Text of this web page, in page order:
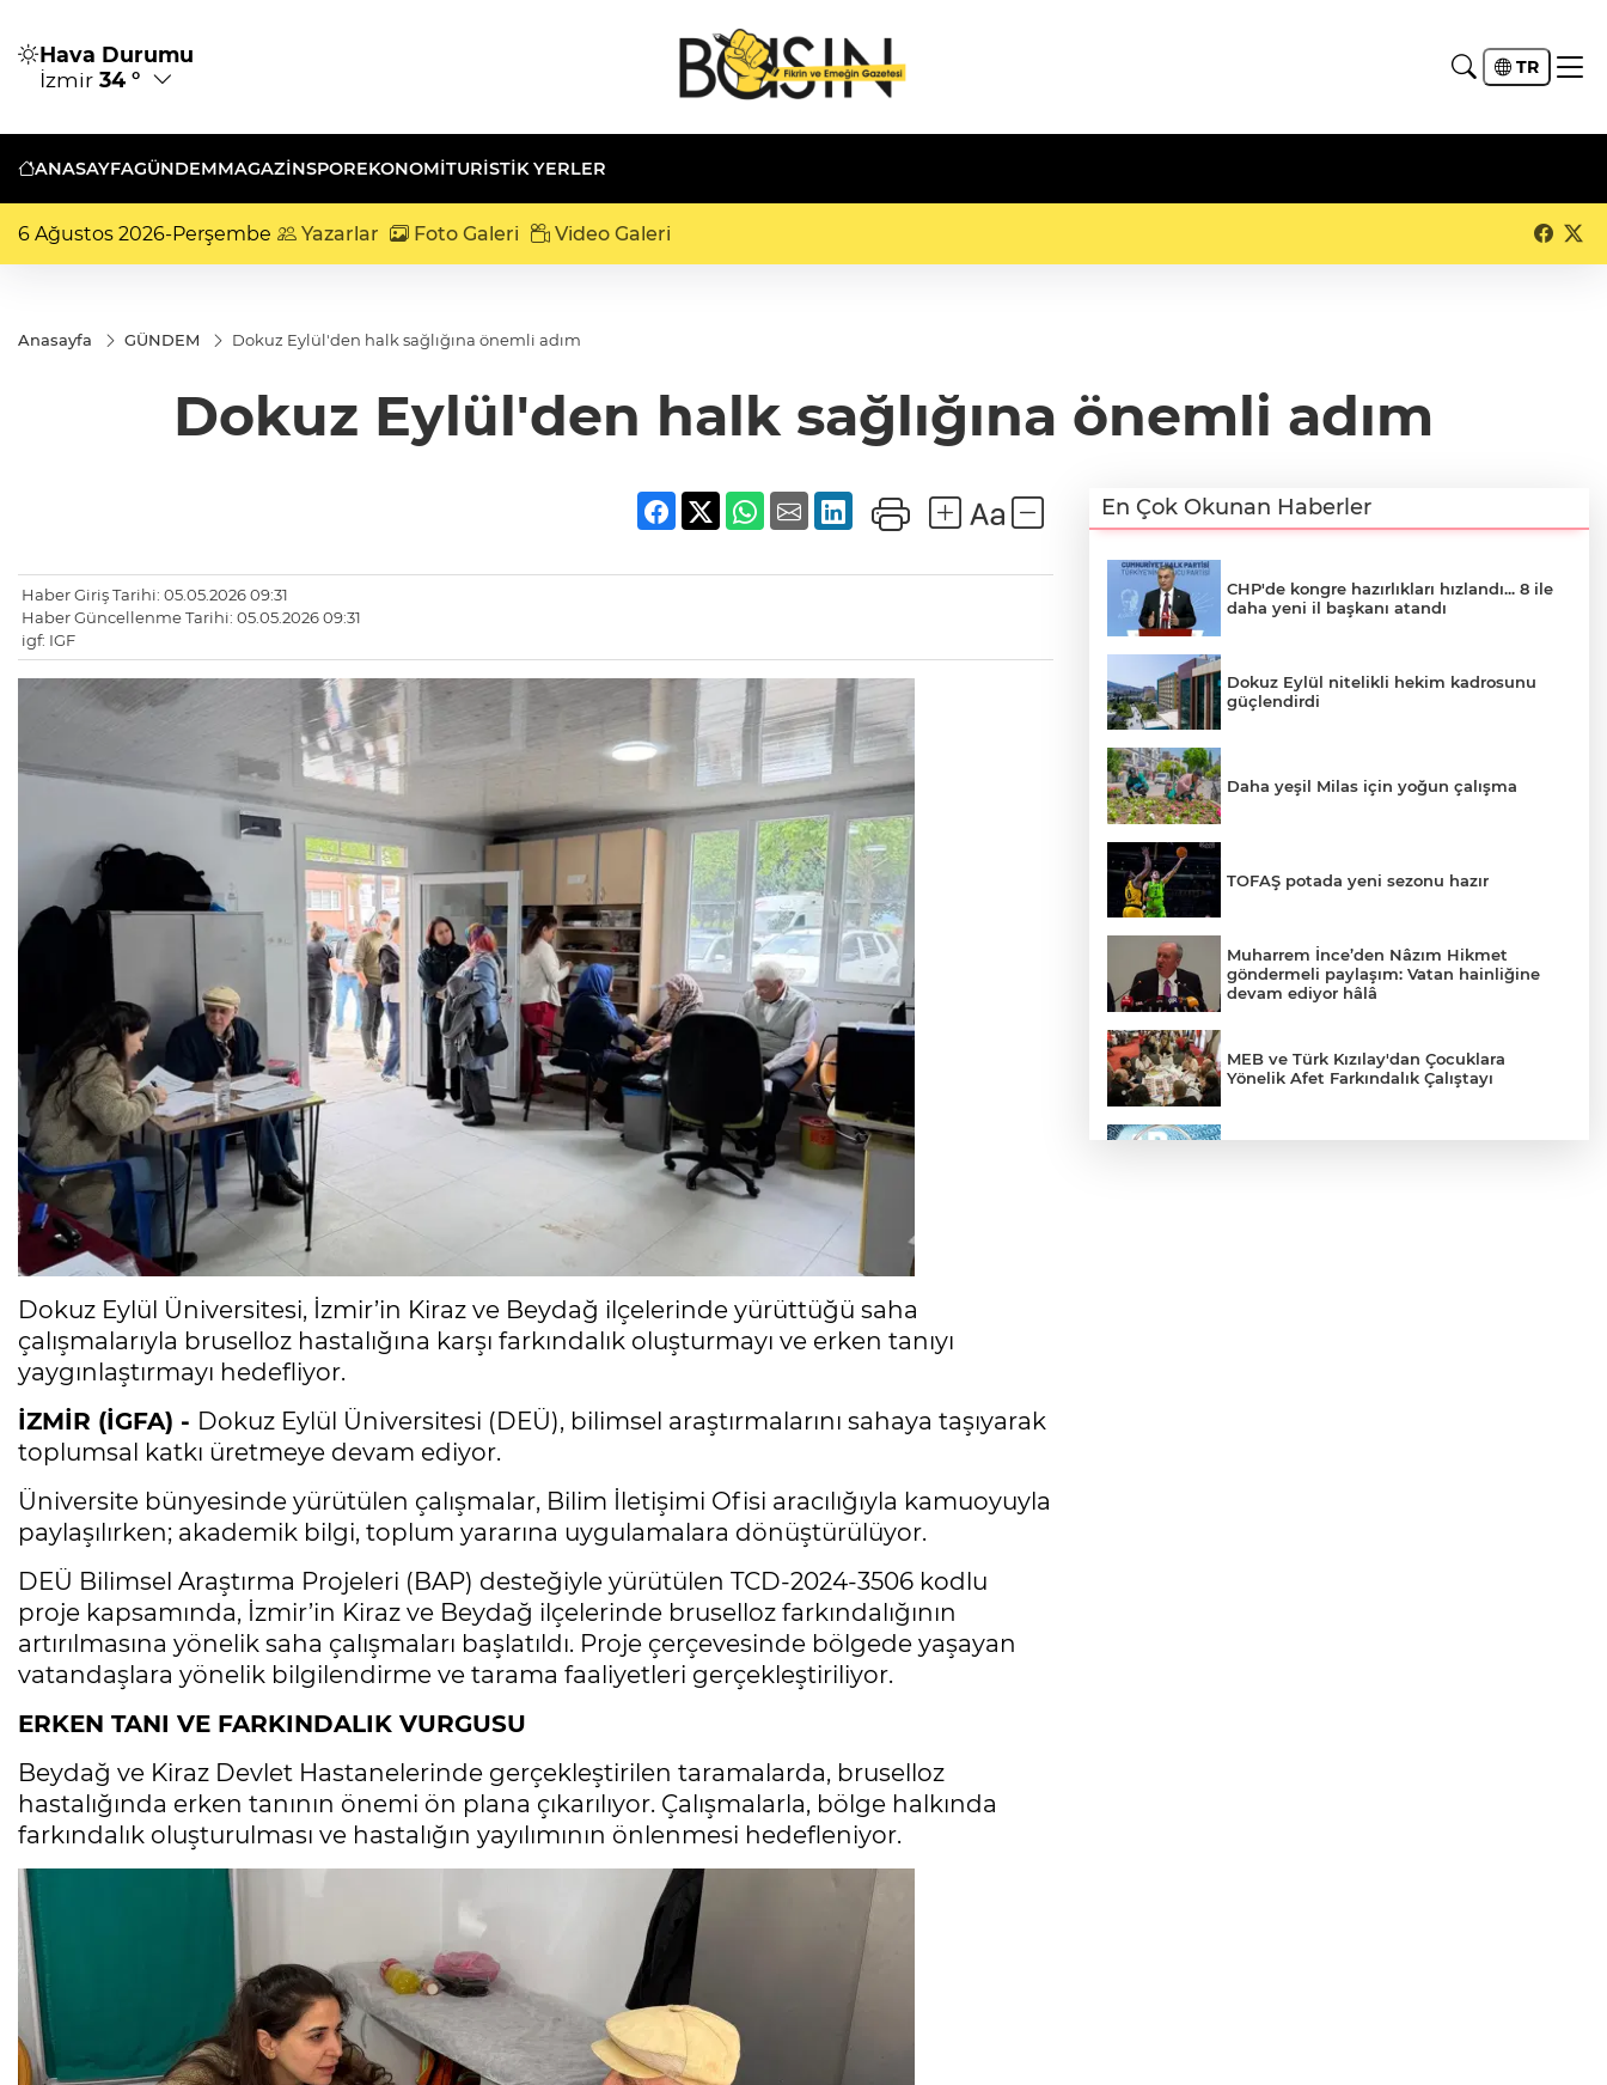
Hava Durumu
İzmir 34 ° TR
ANASAYFAGÜNDEMMAGAZİNSPOREKONOMİTURISTIK YERLER
6 Ağustos 2026-Perşembe Yazarlar Foto Galeri Video Galeri
Anasayfa GÜNDEM Dokuz Eylül'den halk sağlığına önemli adım
Dokuz Eylül'den halk sağlığına önemli adım
Haber Giriş Tarihi: 05.05.2026 09:31
Haber Güncellenme Tarihi: 05.05.2026 09:31
igf: IGF
Dokuz Eylül Üniversitesi, İzmir’in Kiraz ve Beydağ ilçelerinde yürüttüğü saha
çalışmalarıyla bruselloz hastalığına karşı farkındalık oluşturmayı ve erken tanıyı
yaygınlaştırmayı hedefliyor.
İZMİR (İGFA) - Dokuz Eylül Üniversitesi (DEÜ), bilimsel araştırmalarını sahaya taşıyarak
toplumsal katkı üretmeye devam ediyor.
Üniversite bünyesinde yürütülen çalışmalar, Bilim İletişimi Ofisi aracılığıyla kamuoyuyla
paylaşılırken; akademik bilgi, toplum yararına uygulamalara dönüştürülüyor.
DEÜ Bilimsel Araştırma Projeleri (BAP) desteğiyle yürütülen TCD-2024-3506 kodlu
proje kapsamında, İzmir’in Kiraz ve Beydağ ilçelerinde bruselloz farkındalığının
artırılmasına yönelik saha çalışmaları başlatıldı. Proje çerçevesinde bölgede yaşayan
vatandaşlara yönelik bilgilendirme ve tarama faaliyetleri gerçekleştiriliyor.
ERKEN TANI VE FARKINDALIK VURGUSU
Beydağ ve Kiraz Devlet Hastanelerinde gerçekleştirilen taramalarda, bruselloz
hastalığında erken tanının önemi ön plana çıkarılıyor. Çalışmalarla, bölge halkında
farkındalık oluşturulması ve hastalığın yayılımının önlenmesi hedefleniyor.
En Çok Okunan Haberler
CHP'de kongre hazırlıkları hızlandı... 8 ile
daha yeni il başkanı atandı
Dokuz Eylül nitelikli hekim kadrosunu
güçlendirdi
Daha yeşil Milas için yoğun çalışma
TOFAŞ potada yeni sezonu hazır
Muharrem İnce’den Nâzım Hikmet
göndermeli paylaşım: Vatan hainliğine
devam ediyor hâlâ
MEB ve Türk Kızılay'dan Çocuklara
Yönelik Afet Farkındalık Çalıştayı